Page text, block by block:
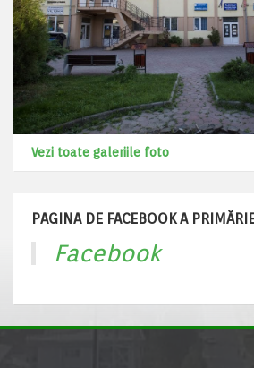
Vezi toate galeriile foto
PAGINA DE FACEBOOK A
Facebook